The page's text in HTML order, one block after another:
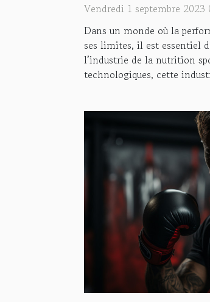
Vendredi 1 septembre 2023
Dans un monde où la
ses limites, il est essentiel
l’industrie de la nutrition
technologiques, cette